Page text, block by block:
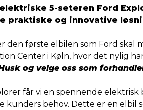
5-seteren Ford
praktiske og innovative
den første elbilen som Ford skal
Center i Køln, hvor det nylig
og velge oss som
får vi en spennende
kunders behov. Dette er en elbil